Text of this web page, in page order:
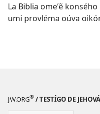
La Biblia omeʼẽ
umi provléma oúva
JW.ORG® / TESTÍGO DE